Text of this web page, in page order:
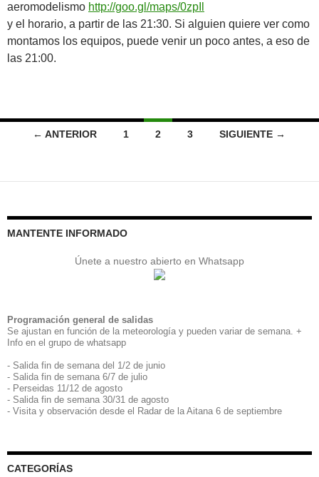
aeromodelismo http://goo.gl/maps/0zpIl
y el horario, a partir de las 21:30. Si alguien quiere ver como
montamos los equipos, puede venir un poco antes, a eso de
las 21:00.
las
← ANTERIOR 1 2 3 SIGUIENTE →
MANTENTE INFORMADO
Únete a nuestro abierto en Whatsapp
Programación general de salidas
Se ajustan en función de la meteorología y pueden variar de semana. +
Info en el grupo de whatsapp
- Salida fin de semana del 1/2 de junio
- Salida fin de semana 6/7 de julio
- Perseidas 11/12 de agosto
- Salida fin de semana 30/31 de agosto
- Visita y observación desde el Radar de la Aitana 6 de septiembre
CATEGORÍAS